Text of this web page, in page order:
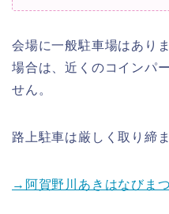
会場に一般駐車場はあり
場合は、近くのコインパ
せん。
路上駐車は厳しく取り締
→阿賀野川あきはなびま